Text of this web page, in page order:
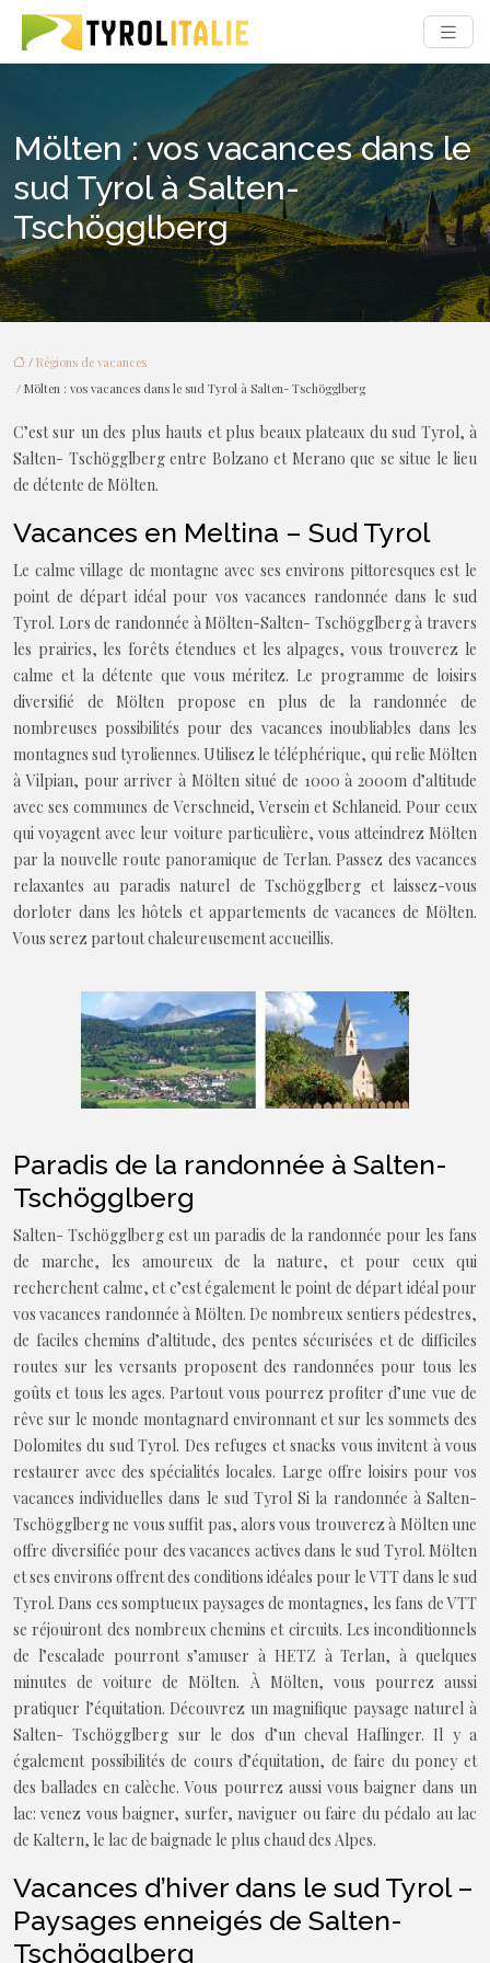
Mölten : vos vacances dans le
sud Tyrol à Salten-
Tschögglberg
/ Régions de vacances
/ Mölten : vos vacances dans le sud Tyrol à Salten- Tschögglberg
C’est sur un des plus hauts et plus beaux plateaux du sud Tyrol, à
Salten- Tschögglberg entre Bolzano et Merano que se situe le lieu
de détente de Mölten.
Vacances en Meltina – Sud Tyrol
Le calme village de montagne avec ses environs pittoresques est le
point de départ idéal pour vos vacances randonnée dans le sud
Tyrol. Lors de randonnée à Mölten-Salten- Tschögglberg à travers
les prairies, les forêts étendues et les alpages, vous trouverez le
calme et la détente que vous méritez. Le programme de loisirs
diversifié de Mölten propose en plus de la randonnée de
nombreuses possibilités pour des vacances inoubliables dans les
montagnes sud tyroliennes. Utilisez le téléphérique, qui relie Mölten
à Vilpian, pour arriver à Mölten situé de 1000 à 2000m d’altitude
avec ses communes de Verschneid, Versein et Schlaneid. Pour ceux
qui voyagent avec leur voiture particulière, vous atteindrez Mölten
par la nouvelle route panoramique de Terlan. Passez des vacances
relaxantes au paradis naturel de Tschögglberg et laissez-vous
dorloter dans les hôtels et appartements de vacances de Mölten.
Vous serez partout chaleureusement accueillis.
Paradis de la randonnée à Salten-
Tschögglberg
Salten- Tschögglberg est un paradis de la randonnée pour les fans
de marche, les amoureux de la nature, et pour ceux qui
recherchent calme, et c’est également le point de départ idéal pour
vos vacances randonnée à Mölten. De nombreux sentiers pédestres,
de faciles chemins d’altitude, des pentes sécurisées et de difficiles
routes sur les versants proposent des randonnées pour tous les
goûts et tous les ages. Partout vous pourrez profiter d’une vue de
rêve sur le monde montagnard environnant et sur les sommets des
Dolomites du sud Tyrol. Des refuges et snacks vous invitent à vous
restaurer avec des spécialités locales. Large offre loisirs pour vos
vacances individuelles dans le sud Tyrol Si la randonnée à Salten-
Tschögglberg ne vous suffit pas, alors vous trouverez à Mölten une
offre diversifiée pour des vacances actives dans le sud Tyrol. Mölten
et ses environs offrent des conditions idéales pour le VTT dans le sud
Tyrol. Dans ces somptueux paysages de montagnes, les fans de VTT
se réjouiront des nombreux chemins et circuits. Les inconditionnels
de l’escalade pourront s’amuser à HETZ à Terlan, à quelques
minutes de voiture de Mölten. À Mölten, vous pourrez aussi
pratiquer l’équitation. Découvrez un magnifique paysage naturel à
Salten- Tschögglberg sur le dos d’un cheval Haflinger. Il y a
également possibilités de cours d’équitation, de faire du poney et
des ballades en calèche. Vous pourrez aussi vous baigner dans un
lac: venez vous baigner, surfer, naviguer ou faire du pédalo au lac
de Kaltern, le lac de baignade le plus chaud des Alpes.
Vacances d’hiver dans le sud Tyrol –
Paysages enneigés de Salten-
Tschögglberg